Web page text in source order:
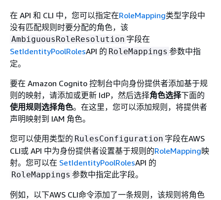
在 API 和 CLI 中，您可以指定在RoleMapping类型字段中
没有匹配规则时要分配的角色，该
AmbiguousRoleResolution 字段在
SetIdentityPoolRolesAPI 的 RoleMappings 参数中指
定。
要在 Amazon Cognito 控制台中向身份提供者添加基于规
则的映射，请添加或更新 IdP，然后选择角色选择下面的
使用规则选择角色。在这里，您可以添加规则，将提供者
声明映射到 IAM 角色。
您可以使用类型的 RulesConfiguration 字段在AWS
CLI或 API 中为身份提供者设置基于规则的RoleMapping映
射。您可以在 SetIdentityPoolRolesAPI 的
RoleMappings 参数中指定此字段。
例如，以下AWS CLI命令添加了一条规则，该规则将角色